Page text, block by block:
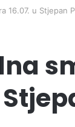
16.07. u Stjepan